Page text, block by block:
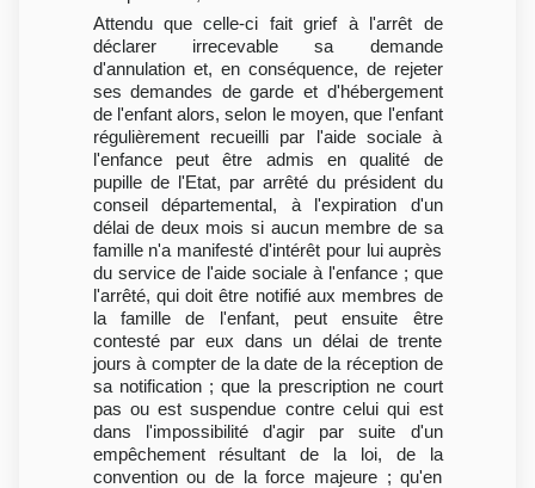
Attendu que celle-ci fait grief à l'arrêt de
déclarer irrecevable sa demande
d'annulation et, en conséquence, de rejeter
ses demandes de garde et d'hébergement
de l'enfant alors, selon le moyen, que l'enfant
régulièrement recueilli par l'aide sociale à
l'enfance peut être admis en qualité de
pupille de l'Etat, par arrêté du président du
conseil départemental, à l'expiration d'un
délai de deux mois si aucun membre de sa
famille n'a manifesté d'intérêt pour lui auprès
du service de l'aide sociale à l'enfance ; que
l'arrêté, qui doit être notifié aux membres de
la famille de l'enfant, peut ensuite être
contesté par eux dans un délai de trente
jours à compter de la date de la réception de
sa notification ; que la prescription ne court
pas ou est suspendue contre celui qui est
dans l'impossibilité d'agir par suite d'un
empêchement résultant de la loi, de la
convention ou de la force majeure ; qu'en